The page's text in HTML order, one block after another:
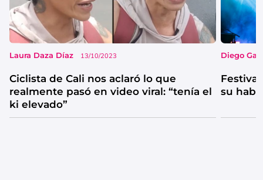
Laura Daza Díaz 13/10/2023
Ciclista de Cali nos aclaró lo que
realmente pasó en video viral: “tenía el
ki elevado”
Diego
su